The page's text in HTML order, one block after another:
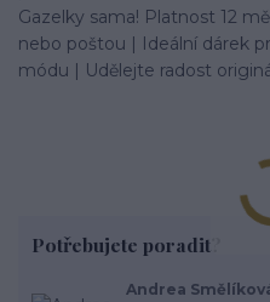
Gazelky sama! Platnost 12
nebo poštou | Ideální dárek
módu | Udělejte radost
Potřebujete poradit?
Andrea